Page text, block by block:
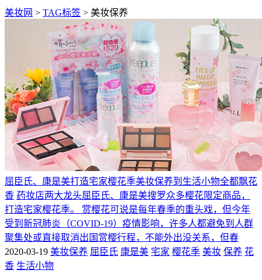
美妆网 > TAG标签 > 美妆保养
屈臣氏、康是美打造宅家樱花季美妆保养到生活小物全都飘花
香 药妆店两大龙头屈臣氏、康是美搜罗众多樱花限定商品，
打造宅家樱花季。 赏樱花可说是每年春季的重头戏，但今年
受到新冠肺炎（COVID-19）疫情影响，许多人都避免到人群
聚集处或直接取消出国赏樱行程，不能外出没关系，但春
2020-03-19 美妆保养 屈臣氏 康是美 宅家 樱花季 美妆 保养 花
香 生活小物